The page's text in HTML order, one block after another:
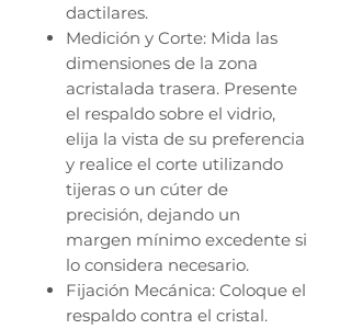
dactilares.
Medición y Corte: Mida las
dimensiones de la zona
acristalada trasera. Presente
el respaldo sobre el vidrio,
elija la vista de su preferencia
y realice el corte utilizando
tijeras o un cúter de
precisión, dejando un
margen mínimo excedente si
lo considera necesario.
Fijación Mecánica: Coloque el
respaldo contra el cristal.